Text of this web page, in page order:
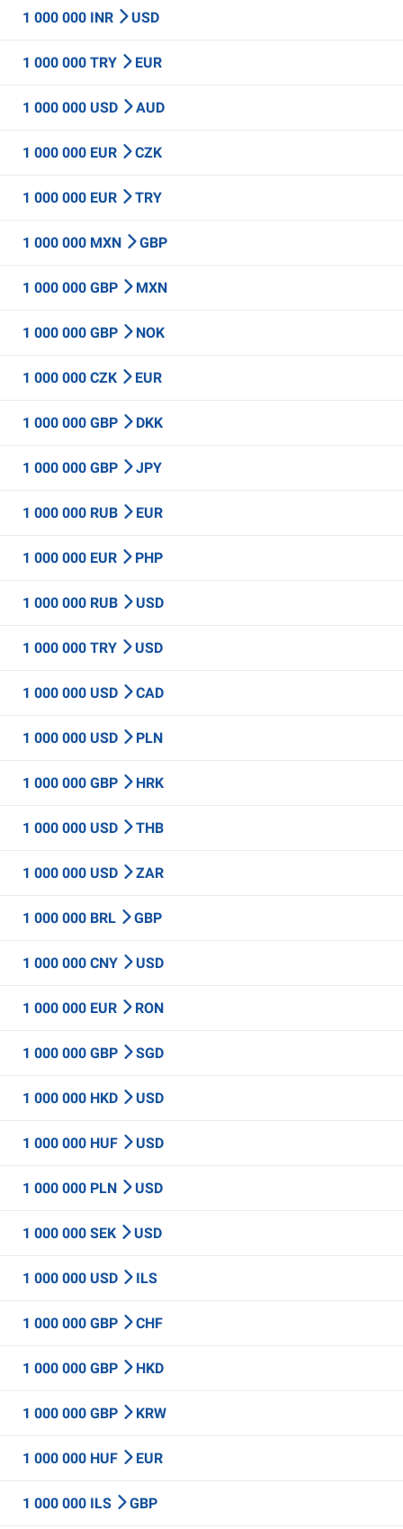
1 000 000 INR USD
1 000 000 TRY EUR
1 000 000 USD AUD
1 000 000 EUR CZK
1 000 000 EUR TRY
1 000 000 MXN GBP
1 000 000 GBP MXN
1 000 000 GBP NOK
1 000 000 CZK EUR
1 000 000 GBP DKK
1 000 000 GBP JPY
1 000 000 RUB EUR
1 000 000 EUR PHP
1 000 000 RUB USD
1 000 000 TRY USD
1 000 000 USD CAD
1 000 000 USD PLN
1 000 000 GBP HRK
1 000 000 USD THB
1 000 000 USD ZAR
1 000 000 BRL GBP
1 000 000 CNY USD
1 000 000 EUR RON
1 000 000 GBP SGD
1 000 000 HKD USD
1 000 000 HUF USD
1 000 000 PLN USD
1 000 000 SEK USD
1 000 000 USD ILS
1 000 000 GBP CHF
1 000 000 GBP HKD
1 000 000 GBP KRW
1 000 000 HUF EUR
1 000 000 ILS GBP